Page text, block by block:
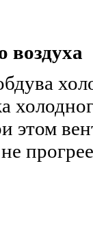
воздуха
этом